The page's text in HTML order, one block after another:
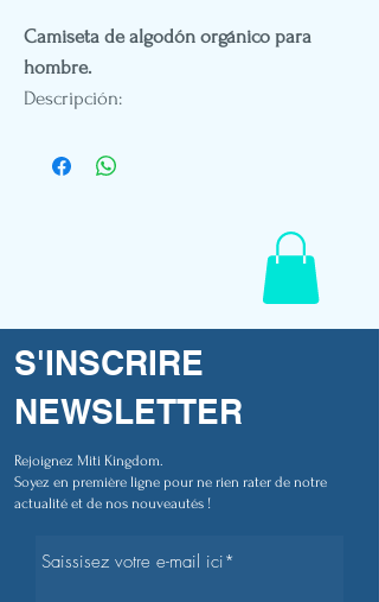
Camiseta de algodón orgánico para
hombre.
Descripción:
- Cuello redondo
- Parche bordado de piel vegetal.
- Etiqueta de la bandera de Polinesia
- Referencia A703
S'INSCRIRE
NEWSLETTER
Rejoignez Miti Kingdom.
Soyez en première ligne pour ne rien rater de notre
actualité et de nos nouveautés !